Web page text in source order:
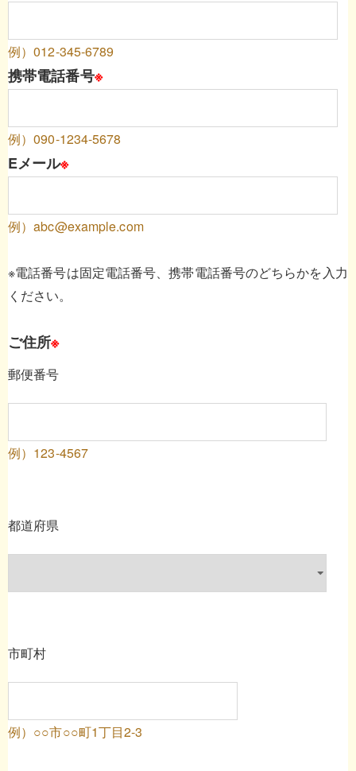
例）012-345-6789
携帯電話番号※
例）090-1234-5678
Eメール※
例）abc@example.com
※電話番号は固定電話番号、携帯電話番号のどちらかを入力
ください。
ご住所※
郵便番号
例）123-4567
都道府県
市町村
例）○○市○○町1丁目2-3